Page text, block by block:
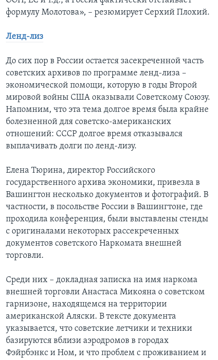
формулу Молотова», – резюмирует Серхий Плохий.
Ленд-лиз
До сих пор в России остается засекреченной часть
советских архивов по программе ленд-лиза –
экономической помощи, которую в годы Второй
мировой войны США оказывали Советскому Союзу.
Напомним, что эта тема долгое время была крайне
болезненной для советско-американских
отношений: СССР долгое время отказывался
выплачивать долги по ленд-лизу.
Елена Тюрина, директор Российского
государственного архива экономики, привезла в
Вашингтон несколько документов и фотографий. В
частности, в посольстве России в Вашингтоне, где
проходила конференция, были выставлены стенды
с оригиналами некоторых рассекреченных
документов советского Наркомата внешней
торговли.
Среди них – докладная записка на имя наркома
внешней торговли Анастаса Микояна о советском
гарнизоне, находящемся на территории
американской Аляски. В тексте документа
указывается, что советские летчики и техники
базируются вблизи аэродромов в городах
Фэйрбэнкс и Ном, и что проблем с проживанием и